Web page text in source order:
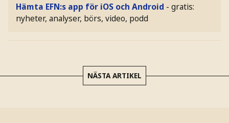
Hämta EFN:s app för iOS och Android - gratis:
nyheter, analyser, börs, video, podd
NÄSTA ARTIKEL